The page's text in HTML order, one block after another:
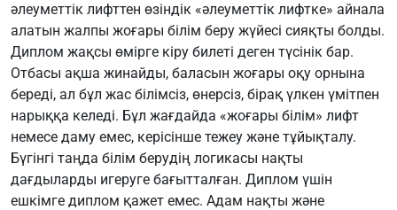
әлеуметтік лифттен өзіндік «әлеуметтік лифтке» айнала
алатын жалпы жоғары білім беру жүйесі сияқты болды.
Диплом жақсы өмірге кіру билеті деген түсінік бар.
Отбасы ақша жинайды, баласын жоғары оқу орнына
береді, ал бұл жас білімсіз, өнерсіз, бірақ үлкен үмітпен
нарыққа келеді. Бұл жағдайда «жоғары білім» лифт
немесе даму емес, керісінше тежеу және тұйықталу.
Бүгінгі таңда білім берудің логикасы нақты
дағдыларды игеруге бағытталған. Диплом үшін
ешкімге диплом қажет емес. Адам нақты және